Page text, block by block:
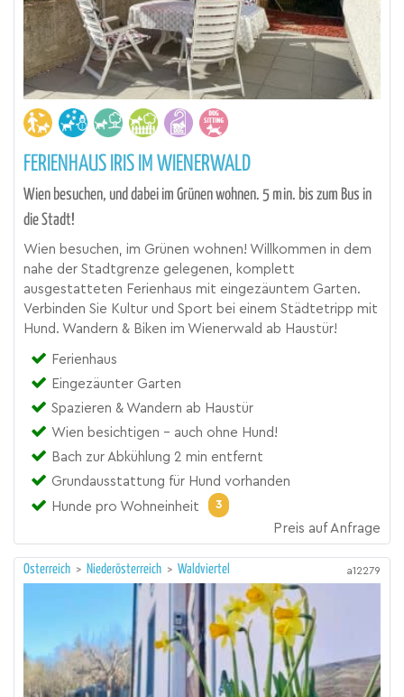
FERIENHAUS IRIS IM WIENERWALD
Wien besuchen, und dabei im Grünen wohnen. 5 min. bis zum Bus in
die Stadt!
Wien besuchen, im Grünen wohnen! Willkommen in dem
nahe der Stadtgrenze gelegenen, komplett
ausgestatteten Ferienhaus mit eingezäuntem Garten.
Verbinden Sie Kultur und Sport bei einem Städtetripp mit
Hund. Wandern & Biken im Wienerwald ab Haustür!
Ferienhaus
Eingezäunter Garten
Spazieren & Wandern ab Haustür
Wien besichtigen - auch ohne Hund!
Bach zur Abkühlung 2 min entfernt
Grundausstattung für Hund vorhanden
Hunde pro Wohneinheit
3
Preis auf Anfrage
Österreich > Niederösterreich > Waldviertel a12279